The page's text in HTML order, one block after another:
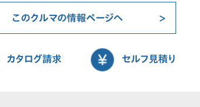
このクルマの情報ページへ
カタログ請求 セルフ見積り